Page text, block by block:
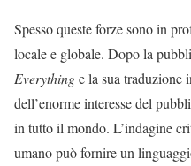
Spesso queste forze sono in
locale e globale. Dopo la
Everythinge la sua traduzione
dell’enorme interesse del
in tutto il mondo. L’indagine
umano può fornire un